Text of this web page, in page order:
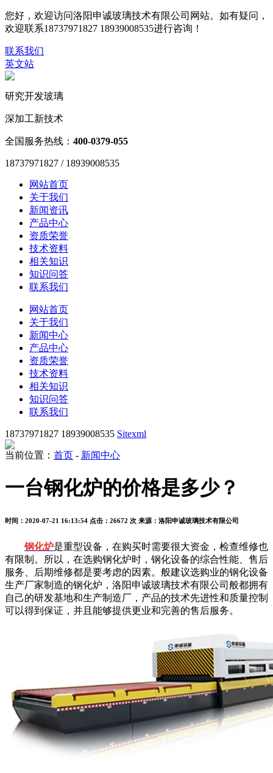
您好，欢迎访问洛阳申诚玻璃技术有限公司网站。如有疑问，
欢迎联系18737971827 18939008535进行咨询！
联系我们
英文站
研究开发玻璃
深加工新技术
全国服务热线： 400-0379-055
18737971827 / 18939008535
网站首页
关于我们
新闻资讯
产品中心
资质荣誉
技术资料
相关知识
知识问答
联系我们
网站首页
关于我们
新闻中心
产品中心
资质荣誉
技术资料
相关知识
知识问答
联系我们
18737971827 18939008535 Sitexml
当前位置： 首页 - 新闻中心
一台钢化炉的价格是多少？
时间：2020-07-21 16:13:54 点击：26672 次 来源：洛阳申诚玻璃技术有限公司
钢化炉是重型设备，在购买时需要很大资金，检查维修也
有限制。所以，在选购钢化炉时，钢化设备的综合性能、售后
服务、后期维修都是要考虑的因素。般建议选购业的钢化设备
生产厂家制造的钢化炉，洛阳申诚玻璃技术有限公司般都拥有
自己的研发基地和生产制造厂，产品的技术先进性和质量控制
可以得到保证，并且能够提供更业和完善的售后服务。